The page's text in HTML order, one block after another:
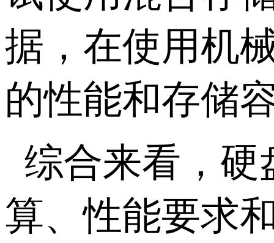
据，在使用机
的性能和存储
综合来看，硬
算、性能要求